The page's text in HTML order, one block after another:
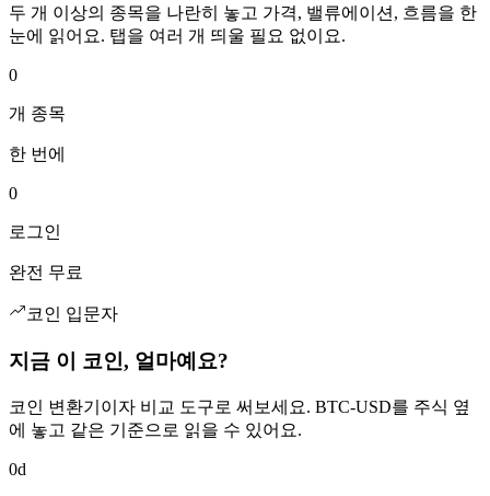
두 개 이상의 종목을 나란히 놓고 가격, 밸류에이션, 흐름을 한
눈에 읽어요. 탭을 여러 개 띄울 필요 없이요.
0
개 종목
한 번에
0
로그인
완전 무료
코인 입문자
지금 이 코인, 얼마예요?
코인 변환기이자 비교 도구로 써보세요. BTC-USD를 주식 옆
에 놓고 같은 기준으로 읽을 수 있어요.
0d